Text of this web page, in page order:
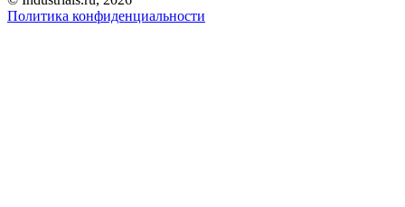
Политика конфиденциальности